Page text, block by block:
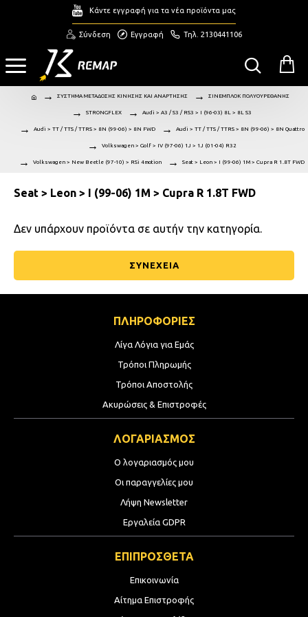
Κάντε εγγραφή για τα νέα προϊόντα μας
Σύνδεση Εγγραφή Τηλ. 2130441106
ΣΥΣΤΗΜΑ ΜΕΤΑΔΟΣΗΣ ΚΙΝΗΣΗΣ ΚΑΙ ΑΝΑΡΤΗΣΗΣ ΣΙΝΕΜΠΛΟΚ ΠΟΛΥΟΥΡΕΘΑΝΗΣ
STRONGFLEX Audi > A3 / S3 / RS3 > I (96-03) 8L > 8L S3
Audi > TT / TTS / TTRS > 8N (99-06) > 8N FWD Audi > TT / TTS / TTRS > 8N (99-06) > 8N Quattro
Volkswagen > Golf > IV (97-06) 1J > 1J (01-04) R32
Volkswagen > New Beetle (97-10) > RSi 4motion Seat > Leon > I (99-06) 1M > Cupra R 1.8T FWD
Seat > Leon > I (99-06) 1M > Cupra R 1.8T FWD
Δεν υπάρχουν προϊόντα σε αυτήν την κατηγορία.
ΣΥΝΕΧΕΙΑ
ΠΛΗΡΟΦΟΡΙΕΣ
Λίγα Λόγια για Εμάς
Τρόποι Πληρωμής
Τρόποι Αποστολής
Ακυρώσεις & Επιστροφές
ΛΟΓΑΡΙΑΣΜΟΣ
Ο λογαριασμός μου
Οι παραγγελίες μου
Λήψη Newsletter
Εργαλεία GDPR
ΕΠΙΠΡΟΣΘΕΤΑ
Επικοινωνία
Αίτημα Επιστροφής